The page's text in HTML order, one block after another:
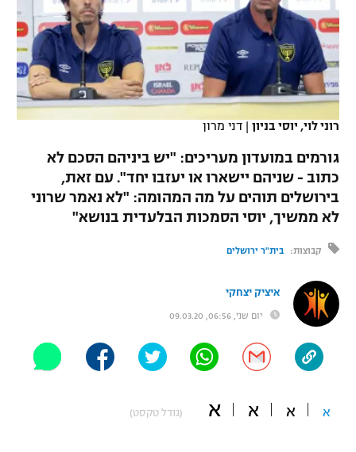
VOD
רץ ברשת
תוצאות
לוח שידורים
"מעל הליגה" – פודקאסט
נבחרת ישראל
מכבי חיפה
בית"ר ירושלים
מכבי תל אביב
הפועל תל אביב
הפועל חיפה
הפועל באר שבע
מכבי נתניה
בני יהודה
ליגה ספרדית
ליגה איטלקית
ליגה טורקית
ליגה סינית
ליגות נוספות
כדורסל נשים
מכבי תל אביב
הפועל חולון
הפועל ירושלים
דני אבדיה
יורוליג
יורוקאפ
טניס
כדוריד
כדורעף
שחייה
ג'ודו
UFC
היאבקות WWE
רוני לוי, יוסי בניון | דני מרון
גורמים במועדון מעריכים: "יש ביניהם הסכם לא
כתוב - שניהם יישארו או יעזבו יחד". עם זאת,
בירושלים תוהים על מה המהומה: "לא נאמר שרוני
לא ממשיך, יוסי הסמכות הבלעדית בנושא"
קבוצות: בית"ר ירושלים
איציק יצחקי
יום שני, 06:56, 09.03.20
א א א א (גודל טקסט)